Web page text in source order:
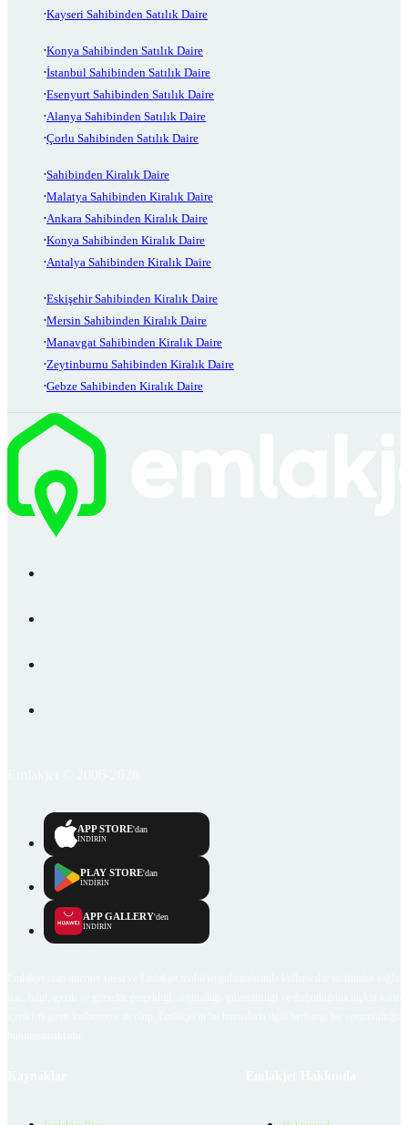
Kayseri Sahibinden Satılık Daire
Konya Sahibinden Satılık Daire
İstanbul Sahibinden Satılık Daire
Esenyurt Sahibinden Satılık Daire
Alanya Sahibinden Satılık Daire
Çorlu Sahibinden Satılık Daire
Sahibinden Kiralık Daire
Malatya Sahibinden Kiralık Daire
Ankara Sahibinden Kiralık Daire
Konya Sahibinden Kiralık Daire
Antalya Sahibinden Kiralık Daire
Eskişehir Sahibinden Kiralık Daire
Mersin Sahibinden Kiralık Daire
Manavgat Sahibinden Kiralık Daire
Zeytinburnu Sahibinden Kiralık Daire
Gebze Sahibinden Kiralık Daire
APP STORE'dan
İNDİRİN
PLAY STORE'dan
İNDİRİN
APP GALLERY'den
İNDİRİN